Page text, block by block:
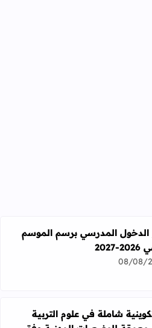
الدخول المدرسي برسم الموسم الدراسي 2026-
الدخول المدرسي برسم الموسم
08/08/
شاملة في علوم التربية